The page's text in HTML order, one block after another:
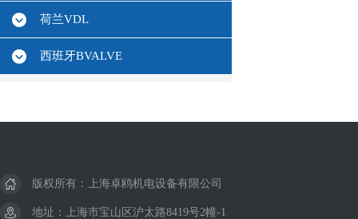
荷兰VDL
西班牙BVALVE
版权所有：上海卓鸥机电设备有限公司
地址：上海市宝山区沪太路8419号2幢-1